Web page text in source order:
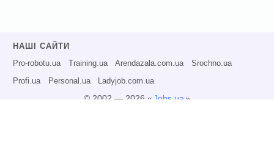
НАШІ САЙТИ
Pro-robotu.ua Training.ua Arendazala.com.ua Srochno.ua
Profi.ua Personal.ua Ladyjob.com.ua
© 2002 — 2026 « Jobs.ua»